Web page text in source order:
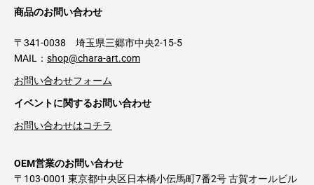
商品のお問い合わせ
〒341-0038 埼玉県三郷市中央2-15-5
MAIL： shop@chara-art.com
お問い合わせフォーム
イベントに関するお問い合わせ
お問い合わせはコチラ
OEM営業のお問い合わせ
〒103-0001 東京都中央区日本橋小伝馬町7番2号 古賀オールビル